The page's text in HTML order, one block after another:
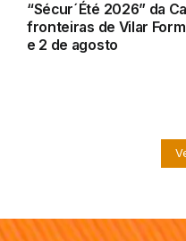
“Sécur´Été 2026” da
fronteiras de Vilar
e 2 de agosto